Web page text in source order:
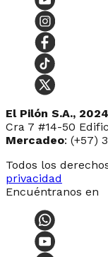
El Pilón S.A., 2024
Cra 7 #14-50
Mercadeo: (+57)
Todos los
privacidad
Encuéntranos en